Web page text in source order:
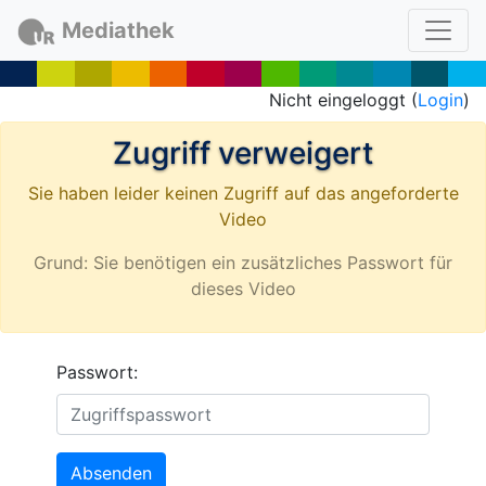
Mediathek
Nicht eingeloggt (Login)
Zugriff verweigert
Sie haben leider keinen Zugriff auf das angeforderte
Video
Grund: Sie benötigen ein zusätzliches Passwort für
dieses Video
Passwort:
Absenden